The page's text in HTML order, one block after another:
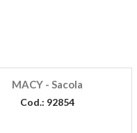
MACY - Sacola
Cod.: 92854